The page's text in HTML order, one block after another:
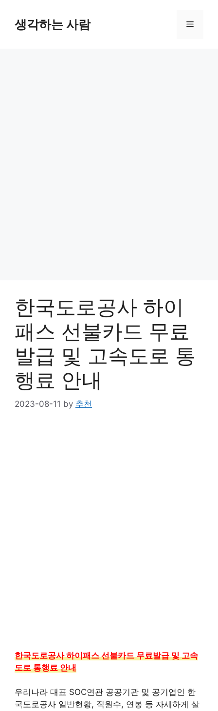
content생각하는 사람 Menu
한국도로공사 하이
패스 선불카드 무료
발급 및 고속도로 통
행료 안내
2023-08-11 by 추천
한국도로공사 하이패스 선불카드 무료발급 및 고속
도로 통행료 안내
우리나라 대표 SOC연관 공공기관 및 공기업인 한
국도로공사 일반현황, 직원수, 연봉 등 자세하게 살